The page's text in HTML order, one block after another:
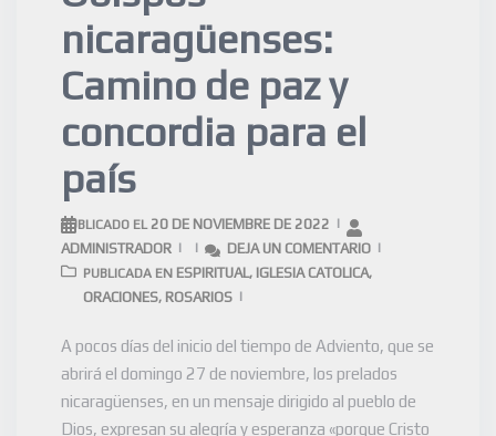
nicaragüenses:
Camino de paz y
concordia para el
país
PUBLICADO EL 20 DE NOVIEMBRE DE 2022
ADMINISTRADOR
DEJA UN COMENTARIO
PUBLICADA EN ESPIRITUAL, IGLESIA CATOLICA,
ORACIONES, ROSARIOS
A pocos días del inicio del tiempo de Adviento, que se
abrirá el domingo 27 de noviembre, los prelados
nicaragüenses, en un mensaje dirigido al pueblo de
Dios, expresan su alegría y esperanza «porque Cristo